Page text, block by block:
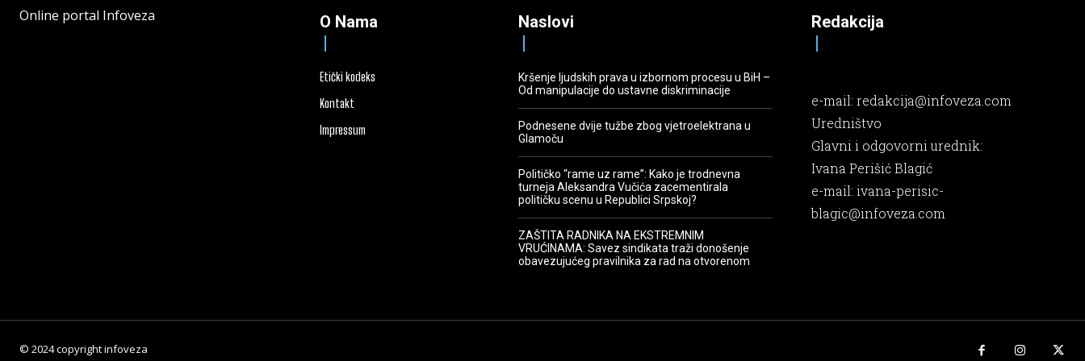
Online portal Infoveza O Nama
Etički kodeks
Kontakt
Impressum
Naslovi
Kršenje ljudskih prava u izbornom procesu u BiH –
Od manipulacije do ustavne diskriminacije
Podnesene dvije tužbe zbog vjetroelektrana u
Glamoču
Političko “rame uz rame”: Kako je trodnevna
turneja Aleksandra Vučića zacementirala
političku scenu u Republici Srpskoj?
ZAŠTITA RADNIKA NA EKSTREMNIM
VRUĆINAMA: Savez sindikata traži donošenje
obavezujućeg pravilnika za rad na otvorenom
Redakcija
e-mail:redakcija@infoveza.com
Uredništvo
Glavni i odgovorni urednik:
Ivana Perišić Blagić
e-mail:ivana-perisic-
blagic@infoveza.com
© 2024 copyright infoveza